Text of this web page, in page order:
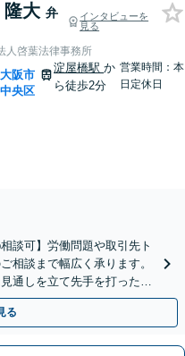
隆大 弁
インタビューを
見る
人啓葉法律事務所
大阪市
中央区
淀屋橋駅か
ら徒歩2分
営業時間：本
日定休日
談可】労働問題や取引先ト
相談まで幅広く承ります。
通しを立て先手を打った対
【淀屋橋2分】
る